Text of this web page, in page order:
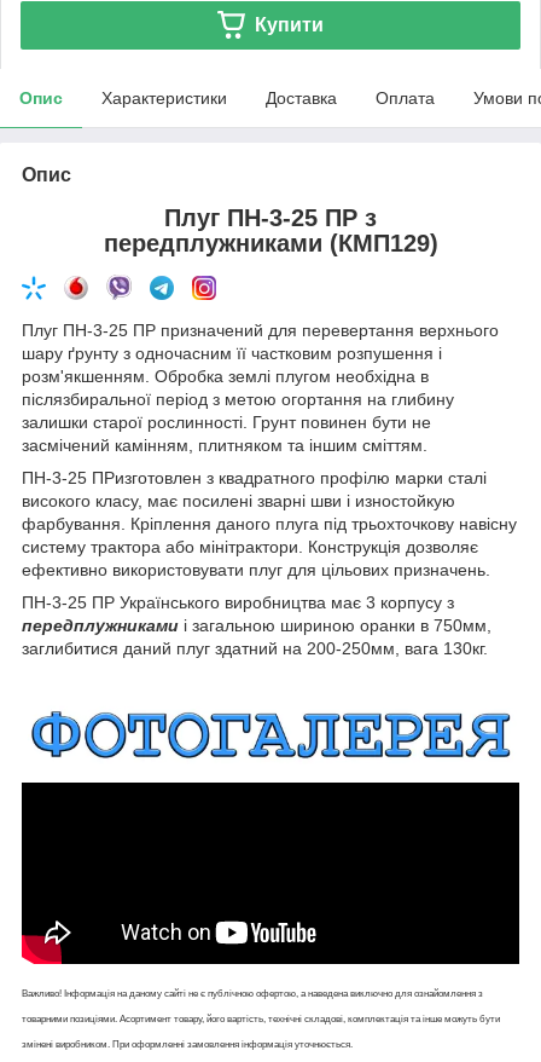
Купити
Опис Характеристики Доставка Оплата Умови
Опис
Плуг ПН-3-25 ПР з
передплужниками (КМП129)
Плуг ПН-3-25 ПР призначений для перевертання верхнього
шару ґрунту з одночасним її частковим розпушення і
розм'якшенням. Обробка землі плугом необхідна в
післязбиральної період з метою огортання на глибину
залишки старої рослинності. Грунт повинен бути не
засмічений камінням, плитняком та іншим сміттям.
ПН-3-25 ПРизготовлен з квадратного профілю марки сталі
високого класу, має посилені зварні шви і изностойкую
фарбування. Кріплення даного плуга під трьохточкову навісну
систему трактора або мінітрактори. Конструкція дозволяє
ефективно використовувати плуг для цільових призначень.
ПН-3-25 ПР Українського виробництва має 3 корпусу з
передплужниками і загальною шириною оранки в 750мм,
заглибитися даний плуг здатний на 200-250мм, вага 130кг.
Важливо! Інформація на даному сайті не є публічною офертою, а наведена виключно для ознайомлення з
товарними позиціями. Асортимент товару, його вартість, технічні складові, комплектація та інше можуть бути
змінені виробником. При оформленні замовлення інформація уточнюється.